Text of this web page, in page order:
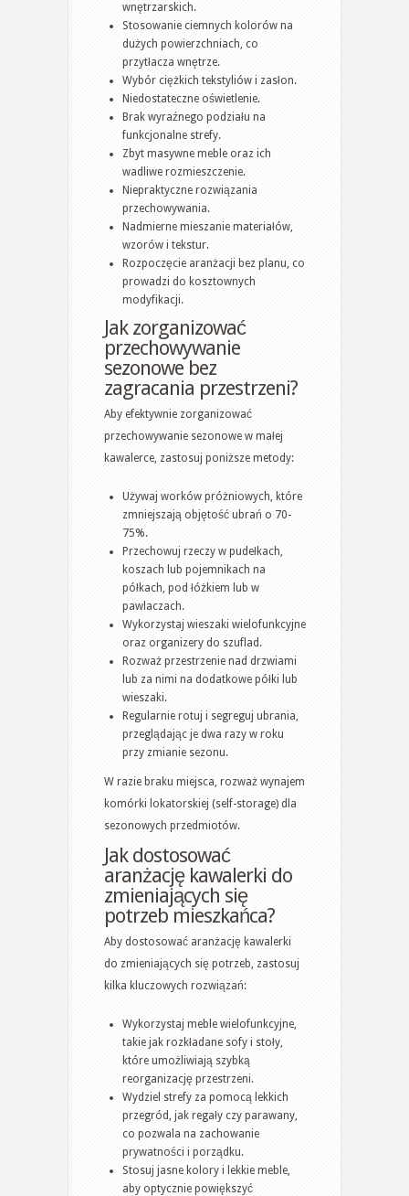
wnętrzarskich.
Stosowanie ciemnych kolorów na
dużych powierzchniach, co
przytłacza wnętrze.
Wybór ciężkich tekstyliów i zasłon.
Niedostateczne oświetlenie.
Brak wyraźnego podziału na
funkcjonalne strefy.
Zbyt masywne meble oraz ich
wadliwe rozmieszczenie.
Niepraktyczne rozwiązania
przechowywania.
Nadmierne mieszanie materiałów,
wzorów i tekstur.
Rozpoczęcie aranżacji bez planu, co
prowadzi do kosztownych
modyfikacji.
Jak zorganizować
przechowywanie
sezonowe bez
zagracania przestrzeni?
Aby efektywnie zorganizować
przechowywanie sezonowe w małej
kawalerce, zastosuj poniższe metody:
Używaj worków próżniowych, które
zmniejszają objętość ubrań o 70-
75%.
Przechowuj rzeczy w pudełkach,
koszach lub pojemnikach na
półkach, pod łóżkiem lub w
pawlaczach.
Wykorzystaj wieszaki wielofunkcyjne
oraz organizery do szuflad.
Rozważ przestrzenie nad drzwiami
lub za nimi na dodatkowe półki lub
wieszaki.
Regularnie rotuj i segreguj ubrania,
przeglądając je dwa razy w roku
przy zmianie sezonu.
W razie braku miejsca, rozważ wynajem
komórki lokatorskiej (self-storage) dla
sezonowych przedmiotów.
Jak dostosować
aranżację kawalerki do
zmieniających się
potrzeb mieszkańca?
Aby dostosować aranżację kawalerki
do zmieniających się potrzeb, zastosuj
kilka kluczowych rozwiązań:
Wykorzystaj meble wielofunkcyjne,
takie jak rozkładane sofy i stoły,
które umożliwiają szybką
reorganizację przestrzeni.
Wydziel strefy za pomocą lekkich
przegród, jak regały czy parawany,
co pozwala na zachowanie
prywatności i porządku.
Stosuj jasne kolory i lekkie meble,
aby optycznie powiększyć